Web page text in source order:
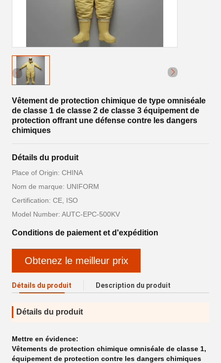
Vêtement de protection chimique de type omniséale
de classe 1 de classe 2 de classe 3 équipement de
protection offrant une défense contre les dangers
chimiques
Détails du produit
Place of Origin: CHINA
Nom de marque: UNIFORM
Certification: CE, ISO
Model Number: AUTC-EPC-500KV
Conditions de paiement et d'expédition
Obtenez le meilleur prix
Détails du produit Description du produit
Détails du produit
Mettre en évidence:
Vêtements de protection chimique omniséale de classe 1,
équipement de protection contre les dangers chimiques